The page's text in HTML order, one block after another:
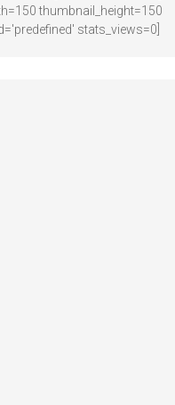
thumbnail_height=150
stats_views=0]